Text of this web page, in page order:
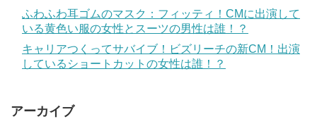
ふわふわ耳ゴムのマスク：フィッティ！CMに出演して
いる黄色い服の女性とスーツの男性は誰！？
キャリアつくってサバイブ！ビズリーチの新CM！出演
しているショートカットの女性は誰！？
アーカイブ